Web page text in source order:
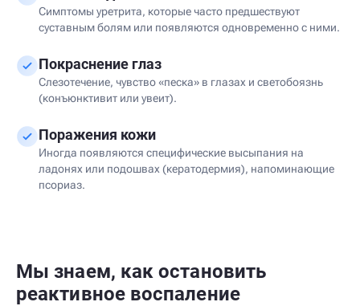
Симптомы уретрита, которые часто предшествуют
суставным болям или появляются одновременно с ними.
Покраснение глаз
Слезотечение, чувство «песка» в глазах и светобоязнь
(конъюнктивит или увеит).
Поражения кожи
Иногда появляются специфические высыпания на
ладонях или подошвах (кератодермия), напоминающие
псориаз.
Мы знаем, как остановить
реактивное воспаление